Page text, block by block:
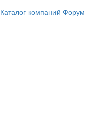
Каталог компаний Форум